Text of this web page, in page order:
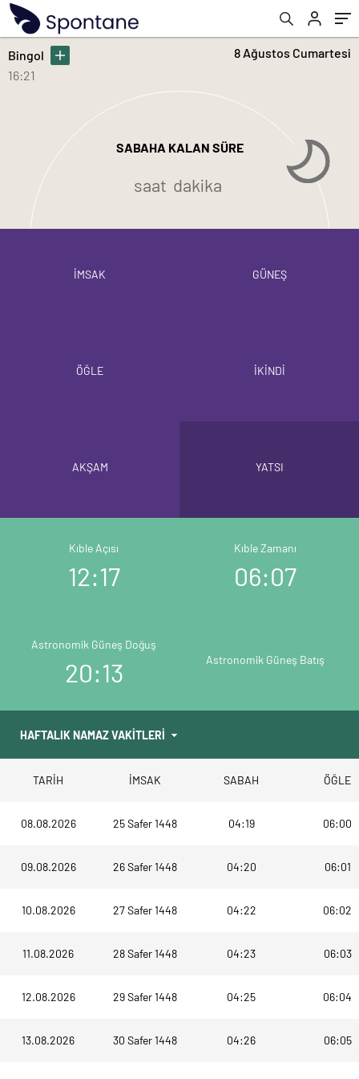
Bingol
16:21
SABAHA KALAN SÜRE
saat dakika
8 Ağustos Cumartesi
İMSAK GÜNEŞ
ÖĞLE İKİNDİ
AKŞAM YATSI
Kıble Açısı
12:17
Kıble Zamanı
06:07
Astronomik Güneş Doğuş
20:13 Astronomik Güneş Batış
TARİH İMSAK SABAH ÖĞLE
08.08.2026 25 Safer 1448 04:19 06:00
09.08.2026 26 Safer 1448 04:20 06:01
10.08.2026 27 Safer 1448 04:22 06:02
11.08.2026 28 Safer 1448 04:23 06:03
12.08.2026 29 Safer 1448 04:25 06:04
13.08.2026 30 Safer 1448 04:26 06:05